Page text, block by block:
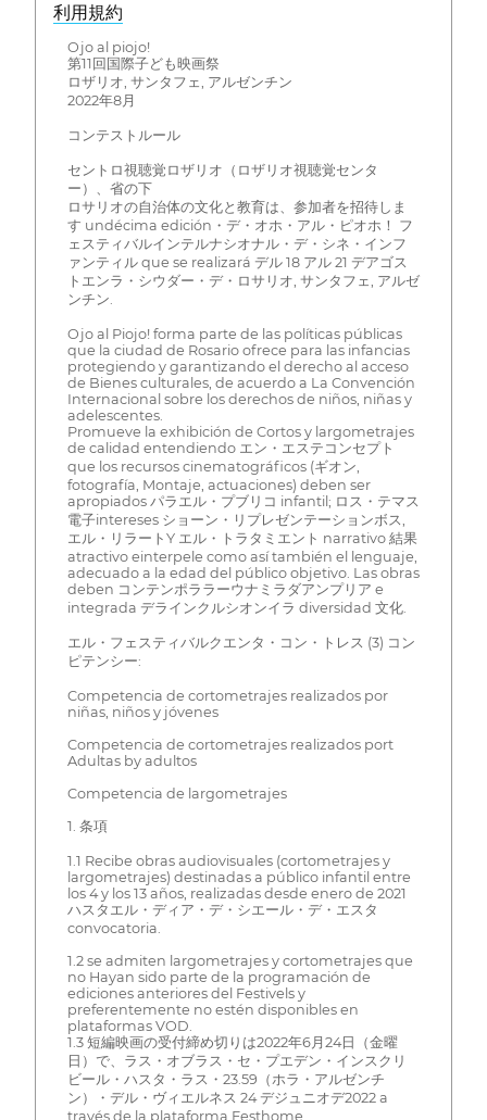
利用規約
Ojo al piojo!
第11回国際子ども映画祭
ロザリオ, サンタフェ, アルゼンチン
2022年8月
コンテストルール
セントロ視聴覚ロザリオ（ロザリオ視聴覚センタ
ー）、省の下
ロサリオの自治体の文化と教育は、参加者を招待しま
す undécima edición・デ・オホ・アル・ピオホ！ フ
ェスティバルインテルナシオナル・デ・シネ・インフ
ァンティル que se realizará デル 18 アル 21 デアゴス
トエンラ・シウダー・デ・ロサリオ, サンタフェ, アルゼ
ンチン.
Ojo al Piojo! forma parte de las políticas públicas
que la ciudad de Rosario ofrece para las infancias
protegiendo y garantizando el derecho al acceso
de Bienes culturales, de acuerdo a La Convención
Internacional sobre los derechos de niños, niñas y
adelescentes.
Promueve la exhibición de Cortos y largometrajes
de calidad entendiendo エン・エステコンセプト
que los recursos cinematográficos (ギオン,
fotografía, Montaje, actuaciones) deben ser
apropiados パラエル・プブリコ infantil; ロス・テマス
電子intereses ショーン・リプレゼンテーションボス,
エル・リラートY エル・トラタミエント narrativo 結果
atractivo einterpele como así también el lenguaje,
adecuado a la edad del público objetivo. Las obras
deben コンテンポララーウナミラダアンプリア e
integrada デラインクルシオンイラ diversidad 文化.
エル・フェスティバルクエンタ・コン・トレス (3) コン
ピテンシー:
Competencia de cortometrajes realizados por
niñas, niños y jóvenes
Competencia de cortometrajes realizados port
Adultas by adultos
Competencia de largometrajes
1. 条項
1.1 Recibe obras audiovisuales (cortometrajes y
largometrajes) destinadas a público infantil entre
los 4 y los 13 años, realizadas desde enero de 2021
ハスタエル・ディア・デ・シエール・デ・エスタ
convocatoria.
1.2 se admiten largometrajes y cortometrajes que
no Hayan sido parte de la programación de
ediciones anteriores del Festivels y
preferentemente no estén disponibles en
plataformas VOD.
1.3 短編映画の受付締め切りは2022年6月24日（金曜
日）で、ラス・オブラス・セ・プエデン・インスクリ
ビール・ハスタ・ラス・23.59（ホラ・アルゼンチ
ン）・デル・ヴィエルネス 24 デジュニオデ2022 a
través de la plataforma Festhome